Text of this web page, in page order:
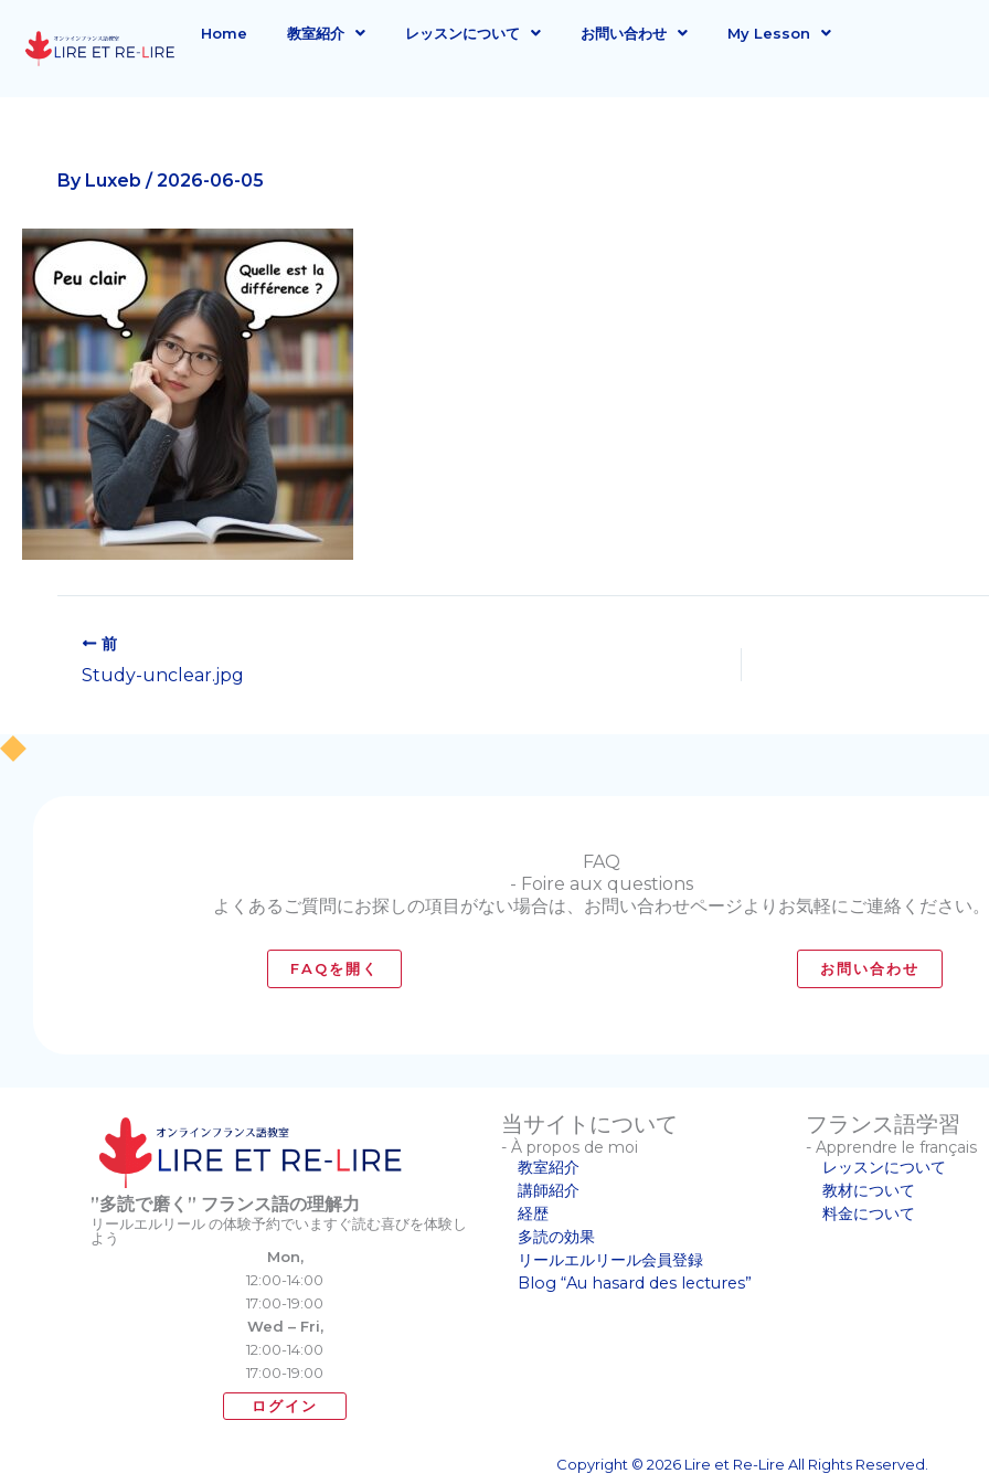
Home 教室紹介 レッスンについて お問い合わせ My Lesson
By Luxeb /2026-06-05
前
Study-unclear.jpg
FAQ
- Foire aux questions
よくあるご質問にお探しの項目がない場合は、お問い合わせページよりお気軽にご連絡ください。
FAQを開く お問い合わせ
”多読で磨く” フランス語の理解力
リールエルリール の体験予約でいますぐ読む喜びを体験し
よう
Mon,
12:00-14:00
17:00-19:00
Wed – Fri,
12:00-14:00
17:00-19:00
ログイン
当サイトについて
- À propos de moi
教室紹介
講師紹介
経歴
多読の効果
リールエルリール会員登録
Blog “Au hasard des lectures”
フランス語学習
- Apprendre le français
レッスンについて
教材について
料金について
Copyright © 2026 Lire et Re-Lire All Rights Reserved.